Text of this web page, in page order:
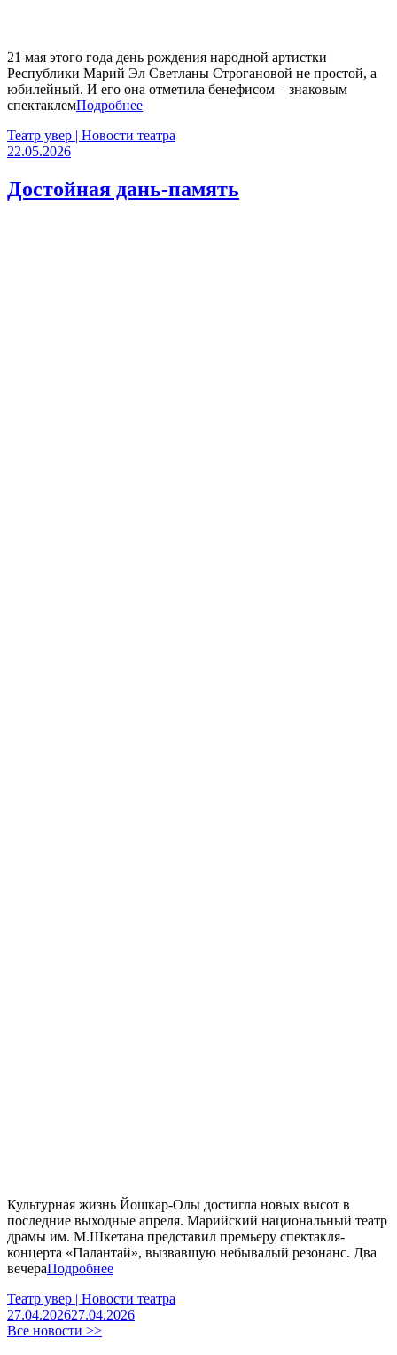
21 мая этого года день рождения народной артистки
Республики Марий Эл Светланы Строгановой не простой, а
юбилейный. И его она отметила бенефисом – знаковым
спектаклемПодробнее
Театр увер | Новости театра
22.05.2026
Достойная дань-память
Культурная жизнь Йошкар-Олы достигла новых высот в
последние выходные апреля. Марийский национальный театр
драмы им. М.Шкетана представил премьеру спектакля-
концерта «Палантай», вызвавшую небывалый резонанс. Два
вечераПодробнее
Театр увер | Новости театра
27.04.202627.04.2026
Все новости >>